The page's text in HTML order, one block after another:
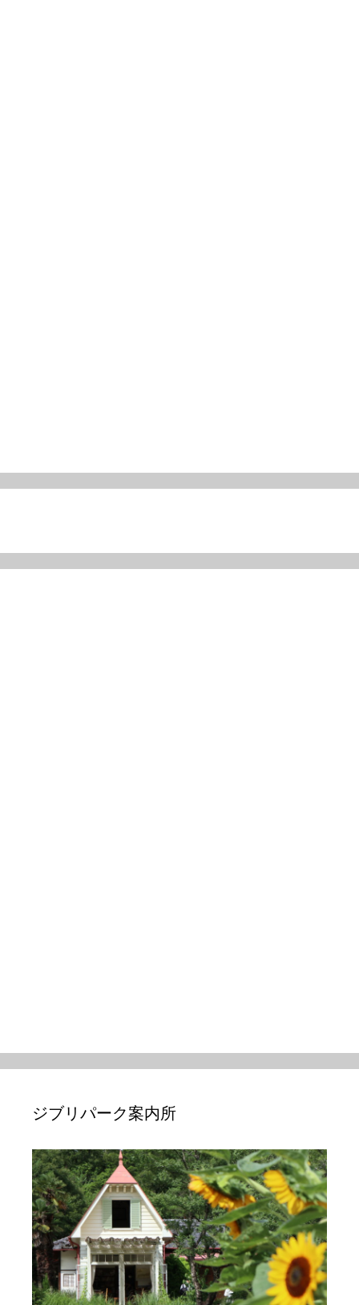
ジブリパーク案内所